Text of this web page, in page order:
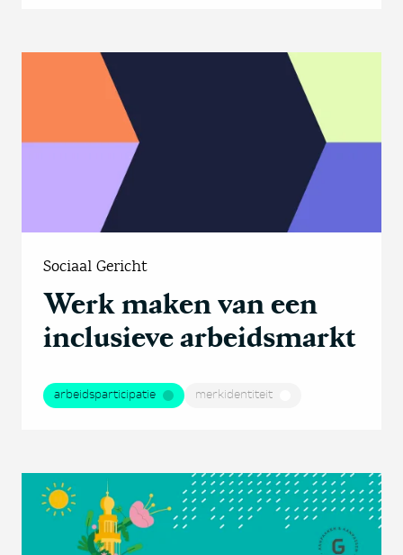
Sociaal Gericht
Werk maken van een
inclusieve arbeidsmarkt
arbeidsparticipatie merkidentiteit